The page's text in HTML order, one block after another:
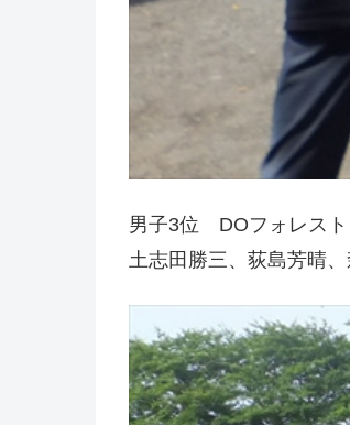
男子3位 DOフォレスト
土志田勝三、荻島芳晴